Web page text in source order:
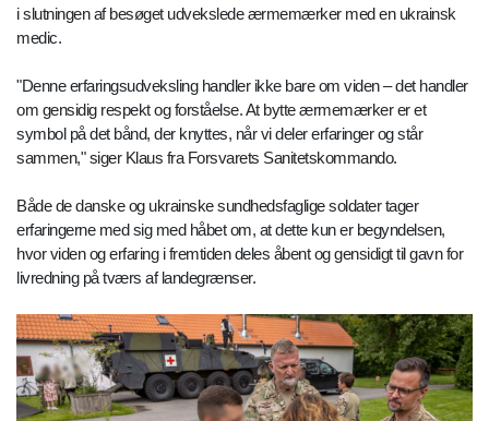
i slutningen af besøget udvekslede ærmemærker med en ukrainsk
medic.
"Denne erfaringsudveksling handler ikke bare om viden – det handler
om gensidig respekt og forståelse. At bytte ærmemærker er et
symbol på det bånd, der knyttes, når vi deler erfaringer og står
sammen," siger Klaus fra Forsvarets Sanitetskommando.
Både de danske og ukrainske sundhedsfaglige soldater tager
erfaringerne med sig med håbet om, at dette kun er begyndelsen,
hvor viden og erfaring i fremtiden deles åbent og gensidigt til gavn for
livredning på tværs af landegrænser.